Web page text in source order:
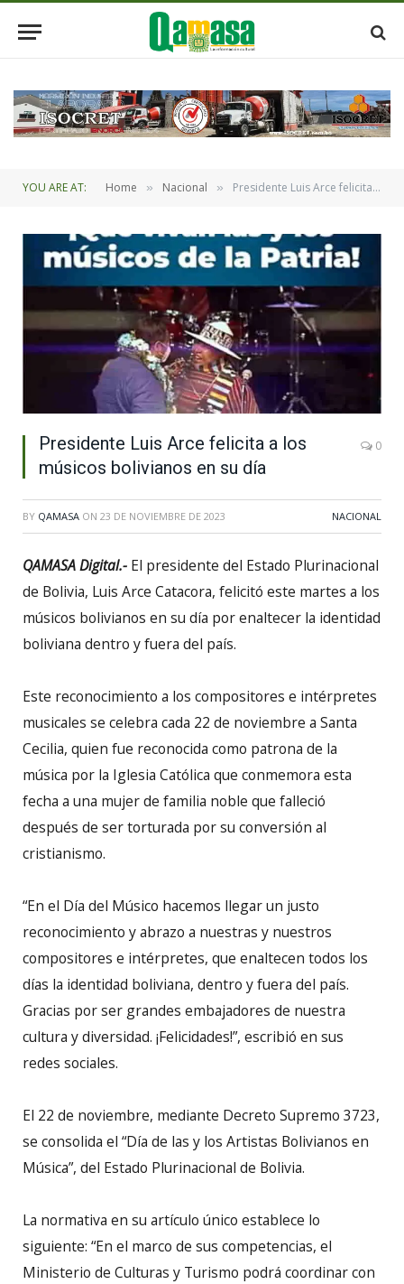
YOU ARE AT: Home » Nacional » Presidente Luis Arce felicita a los músicos bolivianos en su día
Presidente Luis Arce felicita a los
músicos bolivianos en su día
0
BY QAMASA ON 23 DE NOVIEMBRE DE 2023 NACIONAL
QAMASA Digital.- El presidente del Estado Plurinacional
de Bolivia, Luis Arce Catacora, felicitó este martes a los
músicos bolivianos en su día por enaltecer la identidad
boliviana dentro y fuera del país.
Este reconocimiento a los compositores e intérpretes
musicales se celebra cada 22 de noviembre a Santa
Cecilia, quien fue reconocida como patrona de la
música por la Iglesia Católica que conmemora esta
fecha a una mujer de familia noble que falleció
después de ser torturada por su conversión al
cristianismo.
“En el Día del Músico hacemos llegar un justo
reconocimiento y abrazo a nuestras y nuestros
compositores e intérpretes, que enaltecen todos los
días la identidad boliviana, dentro y fuera del país.
Gracias por ser grandes embajadores de nuestra
cultura y diversidad. ¡Felicidades!”, escribió en sus
redes sociales.
El 22 de noviembre, mediante Decreto Supremo 3723,
se consolida el “Día de las y los Artistas Bolivianos en
Música”, del Estado Plurinacional de Bolivia.
La normativa en su artículo único establece lo
siguiente: “En el marco de sus competencias, el
Ministerio de Culturas y Turismo podrá coordinar con